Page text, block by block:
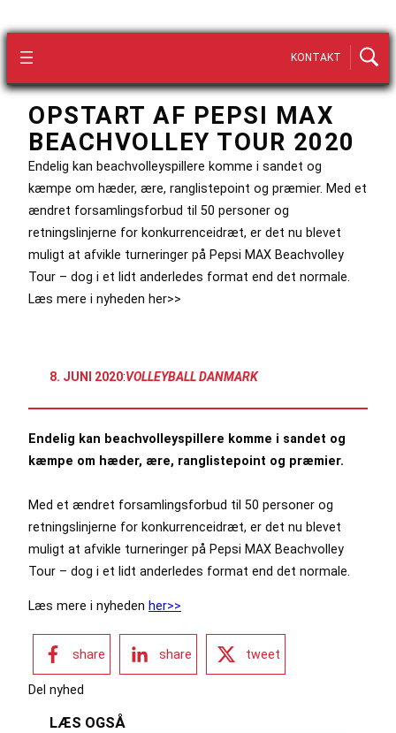
KONTAKT
OPSTART AF PEPSI MAX
BEACHVOLLEY TOUR 2020
Endelig kan beachvolleyspillere komme i sandet og
kæmpe om hæder, ære, ranglistepoint og præmier. Med et
ændret forsamlingsforbud til 50 personer og
retningslinjerne for konkurrenceidræt, er det nu blevet
muligt at afvikle turneringer på Pepsi MAX Beachvolley
Tour – dog i et lidt anderledes format end det normale.
Læs mere i nyheden her>>
8. JUNI 2020:VOLLEYBALL DANMARK
Endelig kan beachvolleyspillere komme i sandet og
kæmpe om hæder, ære, ranglistepoint og præmier.
Med et ændret forsamlingsforbud til 50 personer og
retningslinjerne for konkurrenceidræt, er det nu blevet
muligt at afvikle turneringer på Pepsi MAX Beachvolley
Tour – dog i et lidt anderledes format end det normale.
Læs mere i nyheden her>>
share share tweet
Del nyhed
LÆS OGSÅ